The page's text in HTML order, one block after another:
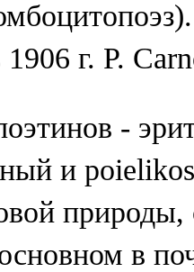
г. P.
-
и
природы,
в